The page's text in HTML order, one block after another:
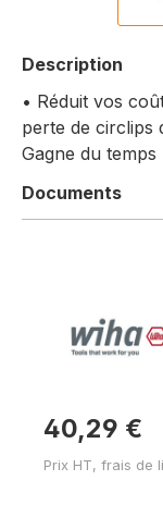
Description
• Réduit vos
perte de circlips
Gagne du
Documents
40,29 €
Prix HT, frais de